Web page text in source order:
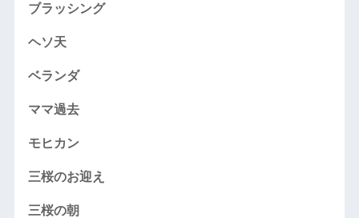
ブラッシング
ヘソ天
ベランダ
ママ過去
モヒカン
三桜のお迎え
三桜の朝